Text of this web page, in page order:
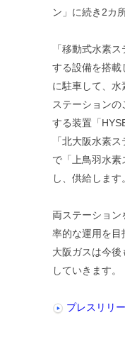
ン」に続き2カ
「移動式水素
する設備を搭載
に駐車して、水
ステーション
する装置「
「北大阪水素
で「上鳥羽水
し、供給します。
両ステーション
率的な運用を目
大阪ガスは今
していきます。
プレスリリ